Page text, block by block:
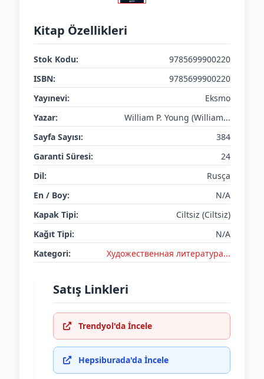
Kitap Özellikleri
Stok Kodu:
9785699900220
ISBN:
9785699900220
Yayınevi:
Eksmo
Yazar:
William P. Young (William...
Sayfa Sayısı:
384
Garanti Süresi:
24
Dil:
Rusça
En / Boy:
N/A
Kapak Tipi:
Ciltsiz (Ciltsiz)
Kağıt Tipi:
N/A
Kategori:
Художественная литература...
Satış Linkleri
Trendyol'da İncele
Hepsiburada'da İncele